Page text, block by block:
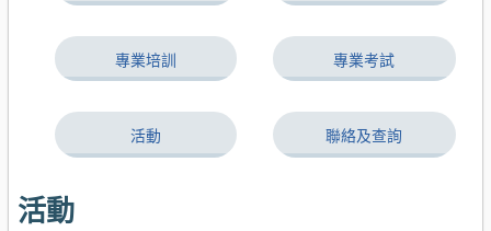
專業培訓 專業考試
活動 聯絡及查詢
活動